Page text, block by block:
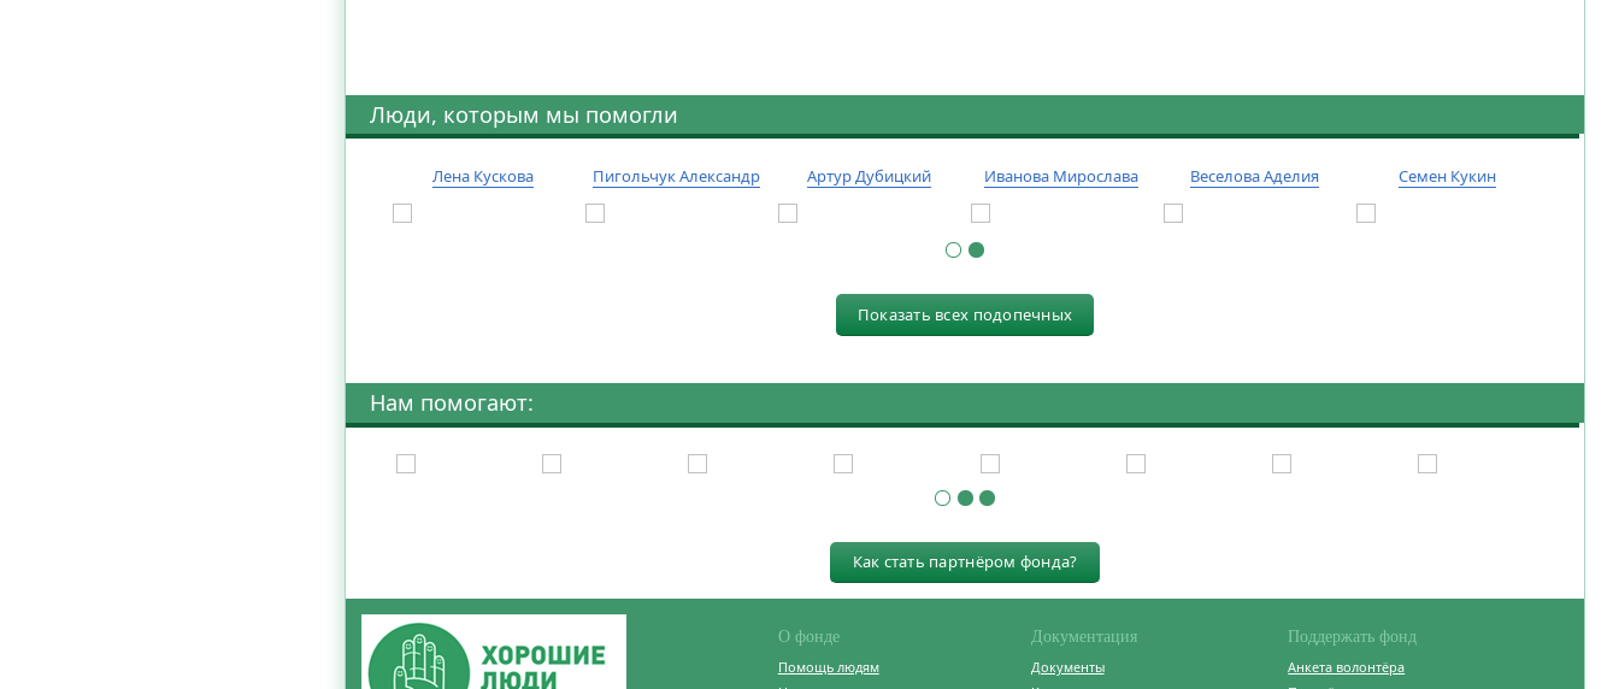
Люди, которым мы помогли
Лена Кускова Пигольчук Александр Артур Дубицкий Иванова Мирослава Веселова Аделия Семен Кукин
Показать всех подопечных
Нам помогают:
Как стать партнёром фонда?
О фонде
Помощь людям
Документация
Документы
Поддержать фонд
Анкета волонтёра